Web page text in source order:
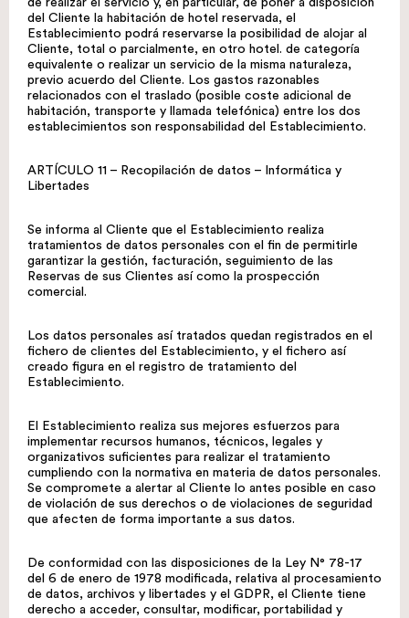
de realizar el servicio y, en particular, de poner a disposición
del Cliente la habitación de hotel reservada, el
Establecimiento podrá reservarse la posibilidad de alojar al
Cliente, total o parcialmente, en otro hotel. de categoría
equivalente o realizar un servicio de la misma naturaleza,
previo acuerdo del Cliente. Los gastos razonables
relacionados con el traslado (posible coste adicional de
habitación, transporte y llamada telefónica) entre los dos
establecimientos son responsabilidad del Establecimiento.
ARTÍCULO 11 – Recopilación de datos – Informática y
Libertades
Se informa al Cliente que el Establecimiento realiza
tratamientos de datos personales con el fin de permitirle
garantizar la gestión, facturación, seguimiento de las
Reservas de sus Clientes así como la prospección
comercial.
Los datos personales así tratados quedan registrados en el
fichero de clientes del Establecimiento, y el fichero así
creado figura en el registro de tratamiento del
Establecimiento.
El Establecimiento realiza sus mejores esfuerzos para
implementar recursos humanos, técnicos, legales y
organizativos suficientes para realizar el tratamiento
cumpliendo con la normativa en materia de datos personales.
Se compromete a alertar al Cliente lo antes posible en caso
de violación de sus derechos o de violaciones de seguridad
que afecten de forma importante a sus datos.
De conformidad con las disposiciones de la Ley N° 78-17
del 6 de enero de 1978 modificada, relativa al procesamiento
de datos, archivos y libertades y el GDPR, el Cliente tiene
derecho a acceder, consultar, modificar, portabilidad y